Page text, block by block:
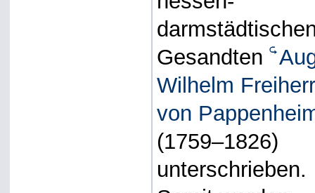
Gesandten
Wilhelm
von
(1759–1826)
unterschrieben.